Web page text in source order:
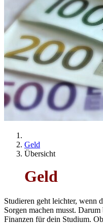
Geld
Übersicht
Geld
Studieren geht leichter, wenn
Sorgen machen musst.
Finanzen für dein Studium.